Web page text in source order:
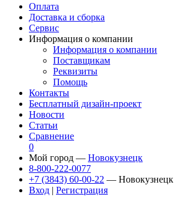
Оплата
Доставка и сборка
Сервис
Информация о компании
Информация о компании
Поставщикам
Реквизиты
Помощь
Контакты
Бесплатный дизайн-проект
Новости
Статьи
Сравнение
0
Мой город — Новокузнецк
8-800-222-0077
+7 (3843) 60-00-22 — Новокузнецк
Вход | Регистрация